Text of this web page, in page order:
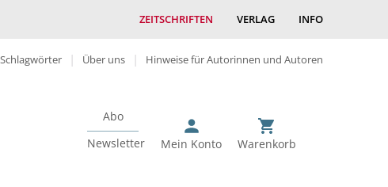
ZEITSCHRIFTEN VERLAG INFO
Schlagwörter Über uns Hinweise für Autorinnen und Autoren
Abo
Newsletter
Mein Konto Warenkorb